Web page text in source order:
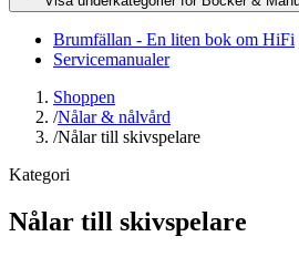
Brumfällan - En liten bok om HiFi
Servicemanualer
Shoppen
/Nålar & nålvård
/Nålar till skivspelare
Kategori
Nålar till skivspelare